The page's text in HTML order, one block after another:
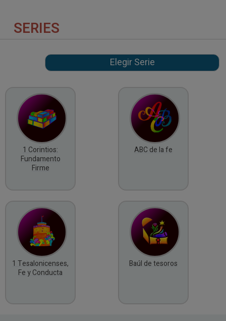
SERIES
1 Corintios:
Fundamento
Firme
1 Tesalonicenses,
Fe y Conducta
ABC de la fe
Baúl de tesoros